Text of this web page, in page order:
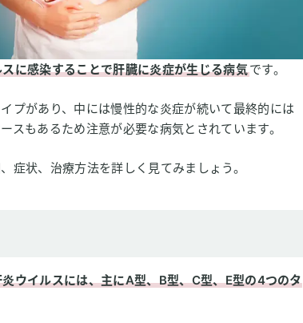
に感染することで肝臓に炎症が生じる病気です。
プがあり、中には慢性的な炎症が続いて最終的には
スもあるため注意が必要な病気とされています。
症状、治療方法を詳しく見てみましょう。
ウイルスには、主にA型、B型、C型、E型の4つのタ